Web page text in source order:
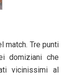
match. Tre punti
domiziani che
vicinissimi al